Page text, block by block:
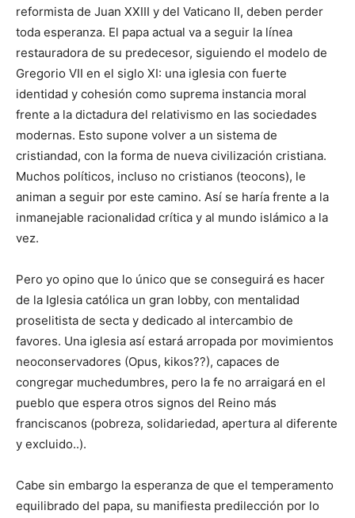
reformista de Juan XXIII y del Vaticano II, deben perder
toda esperanza. El papa actual va a seguir la línea
restauradora de su predecesor, siguiendo el modelo de
Gregorio VII en el siglo XI: una iglesia con fuerte
identidad y cohesión como suprema instancia moral
frente a la dictadura del relativismo en las sociedades
modernas. Esto supone volver a un sistema de
cristiandad, con la forma de nueva civilización cristiana.
Muchos políticos, incluso no cristianos (teocons), le
animan a seguir por este camino. Así se haría frente a la
inmanejable racionalidad crítica y al mundo islámico a la
vez.
Pero yo opino que lo único que se conseguirá es hacer
de la Iglesia católica un gran lobby, con mentalidad
proselitista de secta y dedicado al intercambio de
favores. Una iglesia así estará arropada por movimientos
neoconservadores (Opus, kikos??), capaces de
congregar muchedumbres, pero la fe no arraigará en el
pueblo que espera otros signos del Reino más
franciscanos (pobreza, solidariedad, apertura al diferente
y excluido..).
Cabe sin embargo la esperanza de que el temperamento
equilibrado del papa, su manifiesta predilección por lo